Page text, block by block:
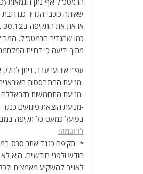
שאותה כוכבי הגדיר
או את את התקיפה ב30.12 במעבר גבול בין סוריה ללבנון, אותה תיאר כוכבי כ"מניעת העברת אמל"ח מנקודה א' לנקודה ב'".
כמו שהגדיר הרמטכ"ל,
מתוך ידיעה כי דחיית
עפ"י אירועי עבר, ניתן לחלק
-מניעת ההתבססות
-מניעת התחמשות חזבאללה
-מניעת הוצאת פיגועים
בפועל כמעט כל תקיפה
לדוגמה:
*- תקיפה כנגד אתר סרס
חודש ולפני חודשיים. היא
לאוייב להשקיע מאמצים